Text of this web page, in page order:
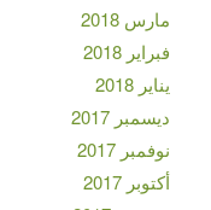
مارس 2018
فبراير 2018
يناير 2018
ديسمبر 2017
نوفمبر 2017
أكتوبر 2017